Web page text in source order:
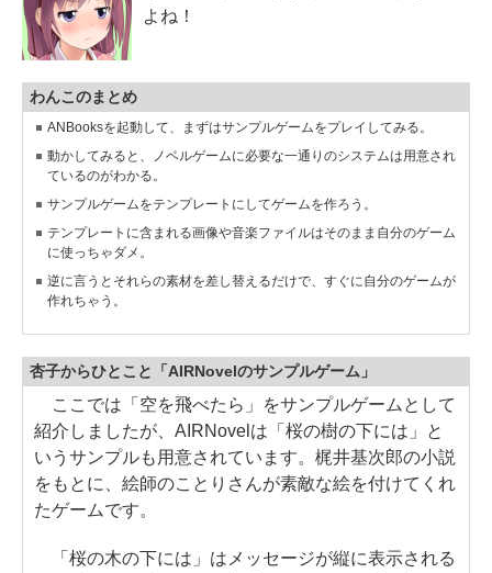
よね！
わんこのまとめ
ANBooksを起動して、まずはサンプルゲームをプレイしてみる。
動かしてみると、ノベルゲームに必要な一通りのシステムは用意され
ているのがわかる。
サンプルゲームをテンプレートにしてゲームを作ろう。
テンプレートに含まれる画像や音楽ファイルはそのまま自分のゲーム
に使っちゃダメ。
逆に言うとそれらの素材を差し替えるだけで、すぐに自分のゲームが
作れちゃう。
杏子からひとこと「AIRNovelのサンプルゲーム」
ここでは「空を飛べたら」をサンプルゲームとして
紹介しましたが、AIRNovelは「桜の樹の下には」と
いうサンプルも用意されています。梶井基次郎の小説
をもとに、絵師のことりさんが素敵な絵を付けてくれ
たゲームです。
「桜の木の下には」はメッセージが縦に表示される